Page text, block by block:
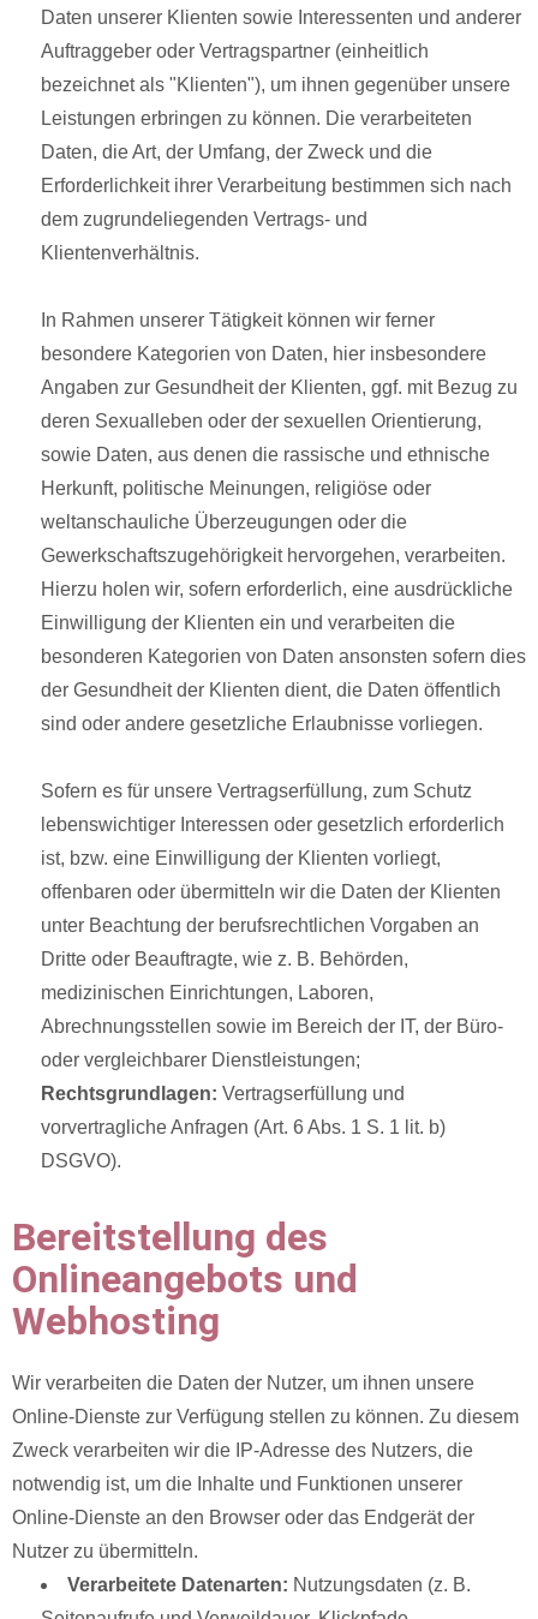
Daten unserer Klienten sowie Interessenten und anderer
Auftraggeber oder Vertragspartner (einheitlich
bezeichnet als "Klienten"), um ihnen gegenüber unsere
Leistungen erbringen zu können. Die verarbeiteten
Daten, die Art, der Umfang, der Zweck und die
Erforderlichkeit ihrer Verarbeitung bestimmen sich nach
dem zugrundeliegenden Vertrags- und
Klientenverhältnis.
In Rahmen unserer Tätigkeit können wir ferner
besondere Kategorien von Daten, hier insbesondere
Angaben zur Gesundheit der Klienten, ggf. mit Bezug zu
deren Sexualleben oder der sexuellen Orientierung,
sowie Daten, aus denen die rassische und ethnische
Herkunft, politische Meinungen, religiöse oder
weltanschauliche Überzeugungen oder die
Gewerkschaftszugehörigkeit hervorgehen, verarbeiten.
Hierzu holen wir, sofern erforderlich, eine ausdrückliche
Einwilligung der Klienten ein und verarbeiten die
besonderen Kategorien von Daten ansonsten sofern dies
der Gesundheit der Klienten dient, die Daten öffentlich
sind oder andere gesetzliche Erlaubnisse vorliegen.
Sofern es für unsere Vertragserfüllung, zum Schutz
lebenswichtiger Interessen oder gesetzlich erforderlich
ist, bzw. eine Einwilligung der Klienten vorliegt,
offenbaren oder übermitteln wir die Daten der Klienten
unter Beachtung der berufsrechtlichen Vorgaben an
Dritte oder Beauftragte, wie z. B. Behörden,
medizinischen Einrichtungen, Laboren,
Abrechnungsstellen sowie im Bereich der IT, der Büro-
oder vergleichbarer Dienstleistungen;
Rechtsgrundlagen: Vertragserfüllung und
vorvertragliche Anfragen (Art. 6 Abs. 1 S. 1 lit. b)
DSGVO).
Bereitstellung des
Onlineangebots und
Webhosting
Wir verarbeiten die Daten der Nutzer, um ihnen unsere
Online-Dienste zur Verfügung stellen zu können. Zu diesem
Zweck verarbeiten wir die IP-Adresse des Nutzers, die
notwendig ist, um die Inhalte und Funktionen unserer
Online-Dienste an den Browser oder das Endgerät der
Nutzer zu übermitteln.
Verarbeitete Datenarten: Nutzungsdaten (z. B.